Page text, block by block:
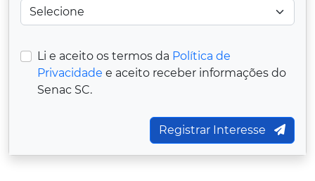
Li e aceito os termos da Política de
Privacidade e aceito receber informações do
Senac SC.
Registrar Interesse